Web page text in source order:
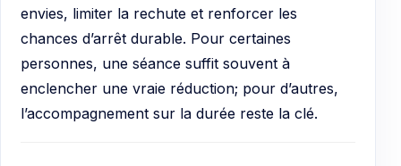
envies, limiter la rechute et renforcer les
chances d’arrêt durable. Pour certaines
personnes, une séance suffit souvent à
enclencher une vraie réduction; pour d’autres,
l’accompagnement sur la durée reste la clé.